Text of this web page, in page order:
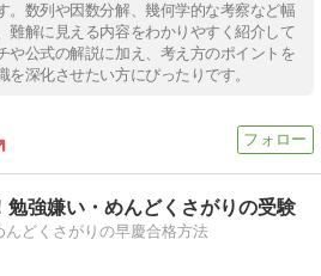
。数列や因数分解、幾何学的な考察など幅
難解に見える内容をわかりやすく紹介して
や公式の解説に加え、考え方のポイントを
深化させたい方にぴったりです。
勉強嫌い・めんどくさがりの受験
んどくさがりの早慶合格方法